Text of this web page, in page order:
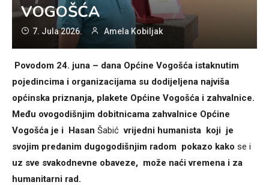
VOGOŠĆA
7. Jula 2026. Amela Kobiljak
Povodom 24. juna – dana Općine Vogošća istaknutim
pojedincima i organizacijama su dodijeljena najviša
općinska priznanja, plakete Općine Vogošća i zahvalnice.
Među ovogodišnjim dobitnicama zahvalnice Općine
Vogošća je i Hasan Šabić vrijedni humanista koji je
svojim predanim dugogodišnjim radom pokazo kako se i
uz sve svakodnevne obaveze, može naći vremena i za
humanitarni rad.